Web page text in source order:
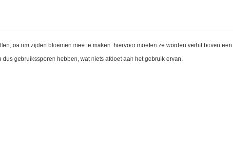
oa om zijden bloemen mee te maken. hiervoor moeten ze worden verhit boven
gebruikssporen hebben, wat niets afdoet aan het gebruik ervan.